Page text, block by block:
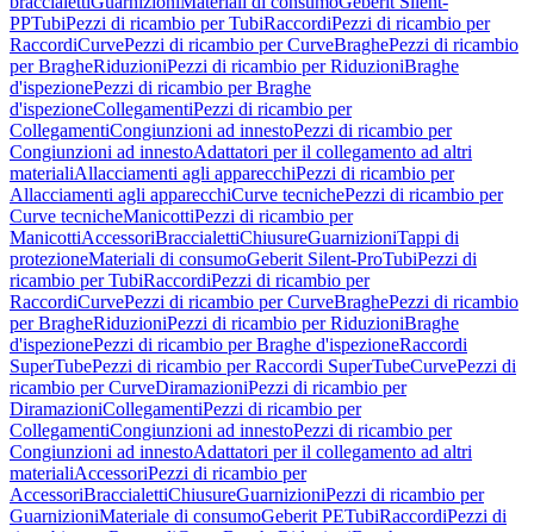
PPTubiPezzi di ricambio per TubiRaccordiPezzi di ricambio per
RaccordiCurvePezzi di ricambio per CurveBraghePezzi di ricambio
per BragheRiduzioniPezzi di ricambio per RiduzioniBraghe
d'ispezionePezzi di ricambio per Braghe
d'ispezioneCollegamentiPezzi di ricambio per
CollegamentiCongiunzioni ad innestoPezzi di ricambio per
Congiunzioni ad innestoAdattatori per il collegamento ad altri
materialiAllacciamenti agli apparecchiPezzi di ricambio per
Allacciamenti agli apparecchiCurve tecnichePezzi di ricambio per
Curve tecnicheManicottiPezzi di ricambio per
ManicottiAccessoriBraccialettiChiusureGuarnizioniTappi di
protezioneMateriali di consumoGeberit Silent-ProTubiPezzi di
ricambio per TubiRaccordiPezzi di ricambio per
RaccordiCurvePezzi di ricambio per CurveBraghePezzi di ricambio
per BragheRiduzioniPezzi di ricambio per RiduzioniBraghe
d'ispezionePezzi di ricambio per Braghe d'ispezioneRaccordi
SuperTubePezzi di ricambio per Raccordi SuperTubeCurvePezzi di
ricambio per CurveDiramazioniPezzi di ricambio per
DiramazioniCollegamentiPezzi di ricambio per
CollegamentiCongiunzioni ad innestoPezzi di ricambio per
Congiunzioni ad innestoAdattatori per il collegamento ad altri
materialiAccessoriPezzi di ricambio per
AccessoriBraccialettiChiusureGuarnizioniPezzi di ricambio per
GuarnizioniMateriale di consumoGeberit PETubiRaccordiPezzi di